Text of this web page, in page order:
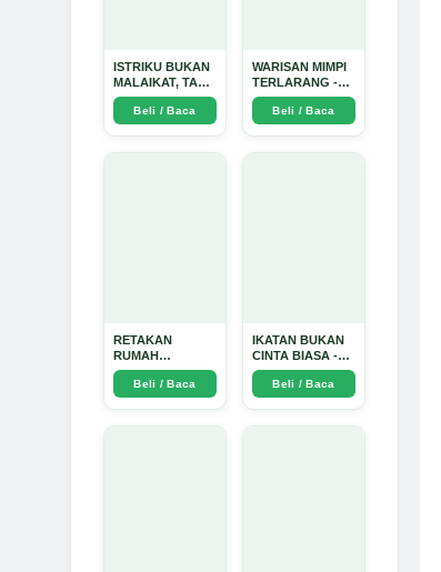
ISTRIKU BUKAN
MALAIKAT, TAPI
AKU JUGA
TIDAK SUCI -
Beli / Baca
WARISAN MIMPI
TERLARANG -
Arda Dinata
Beli / Baca
RETAKAN
RUMAH
TANGGA:
Sebuah
Perjalanan
Beli / Baca
IKATAN BUKAN
CINTA BIASA -
Arda Dinata
Beli / Baca